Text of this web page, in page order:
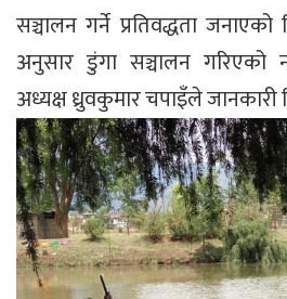
सञ्चालन गर्ने प्रतिवद्धता जनाएको
अनुसार डुंगा सञ्चालन गरिएको
अध्यक्ष ध्रुवकुमार चपाइँले जानकारी